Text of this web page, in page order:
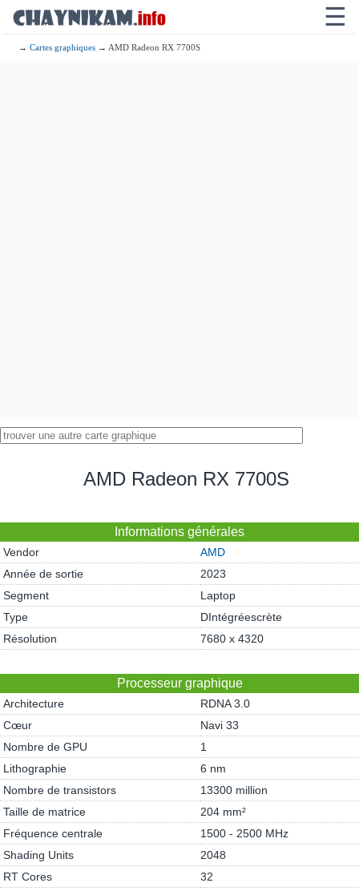
☰
→Cartes graphiques → AMD Radeon RX 7700S
AMD Radeon RX 7700S
Informations générales
Vendor
AMD
Année de sortie
2023
Segment
Laptop
Type
DIntégréescrète
Résolution
7680 x 4320
Processeur graphique
Architecture
RDNA 3.0
Cœur
Navi 33
Nombre de GPU
1
Lithographie
6 nm
Nombre de transistors
13300 million
Taille de matrice
204 mm²
Fréquence centrale
1500 - 2500 MHz
Shading Units
2048
RT Cores
32